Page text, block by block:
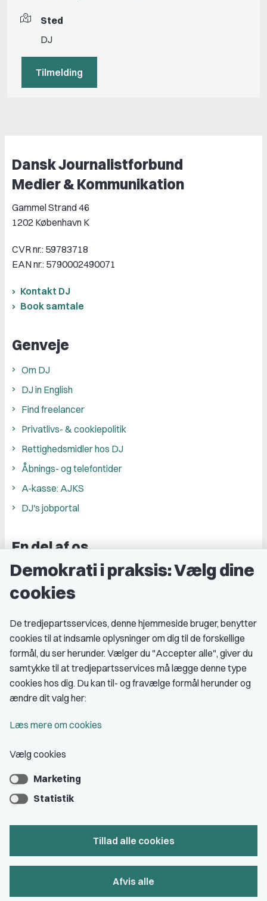
Sted
DJ
Tilmelding
Dansk Journalistforbund
Medier & Kommunikation
Gammel Strand 46
1202 København K
CVR nr.: 59783718
EAN nr.: 5790002490071
Kontakt DJ
Book samtale
Genveje
Om DJ
DJ in English
Find freelancer
Privatlivs- & cookiepolitik
Rettighedsmidler hos DJ
Åbnings- og telefontider
A-kasse: AJKS
DJ's jobportal
En del af os
Grupper og kredse
Studenterorganisationer
Medlemskab
Fordele som medlem
Kontingent
Bliv medlem
Privatlivs- & cookiepolitik
Demokrati i praksis: Vælg dine
cookies
De tredjepartsservices, denne hjemmeside bruger, benytter
cookies til at indsamle oplysninger om dig til de forskellige
formål, du ser herunder. Vælger du "Accepter alle", giver du
samtykke til at tredjepartsservices må lægge denne type
cookies hos dig. Du kan til- og fravælge formål herunder og
ændre dit valg her:
Læs mere om cookies
Vælg cookies
Marketing
Statistik
Tillad alle cookies
Afvis alle